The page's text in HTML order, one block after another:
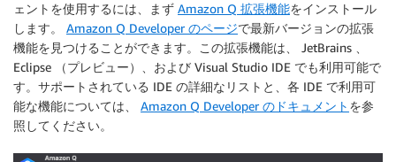
ェントを使用するには、まず Amazon Q 拡張機能をインストール
します。 Amazon Q Developer のページで最新バージョンの拡張
機能を見つけることができます。この拡張機能は、 JetBrains 、
Eclipse （プレビュー）、および Visual Studio IDE でも利用可能で
す。サポートされている IDE の詳細なリストと、各 IDE で利用可
能な機能については、 Amazon Q Developer のドキュメント を参
照してください。